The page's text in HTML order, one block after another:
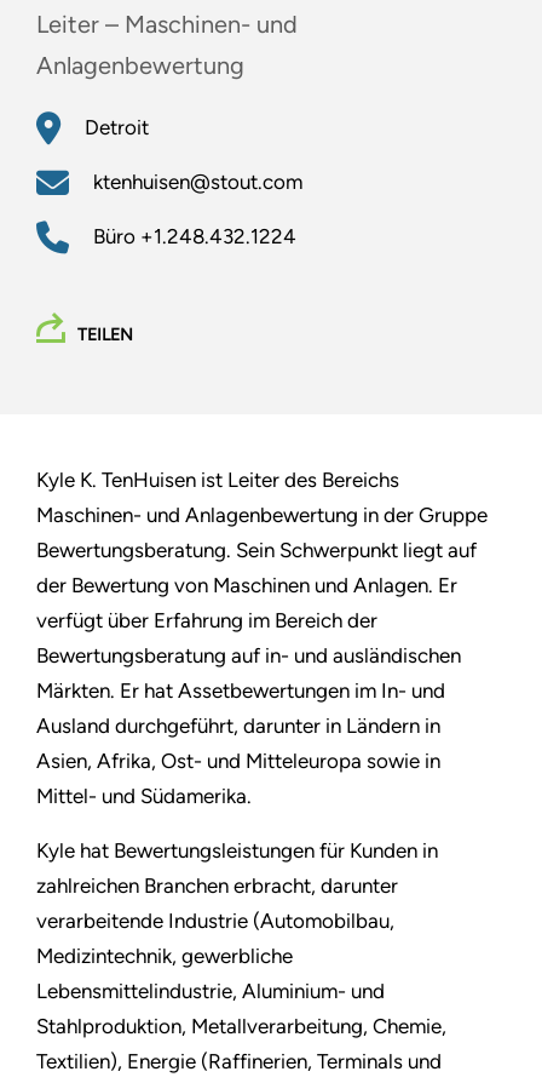
Leiter – Maschinen- und
Anlagenbewertung
Detroit
ktenhuisen@stout.com
Büro +1.248.432.1224
TEILEN
Kyle K. TenHuisen ist Leiter des Bereichs
Maschinen- und Anlagenbewertung in der Gruppe
Bewertungsberatung. Sein Schwerpunkt liegt auf
der Bewertung von Maschinen und Anlagen. Er
verfügt über Erfahrung im Bereich der
Bewertungsberatung auf in- und ausländischen
Märkten. Er hat Assetbewertungen im In- und
Ausland durchgeführt, darunter in Ländern in
Asien, Afrika, Ost- und Mitteleuropa sowie in
Mittel- und Südamerika.
Kyle hat Bewertungsleistungen für Kunden in
zahlreichen Branchen erbracht, darunter
verarbeitende Industrie (Automobilbau,
Medizintechnik, gewerbliche
Lebensmittelindustrie, Aluminium- und
Stahlproduktion, Metallverarbeitung, Chemie,
Textilien), Energie (Raffinerien, Terminals und